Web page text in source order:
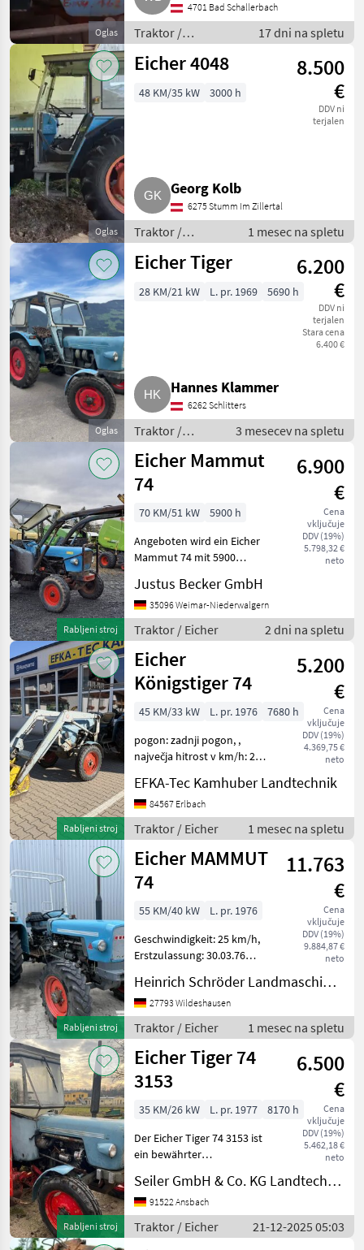
Standardni
Traktor
Eicher
IZBERITE
KATEGORIJO
Eicher
John Deere
Fendt
New Holland
Steyr
Claas
Prikaži
vse
(48)
MODEL
MARKETPLACE
Marketplace
Ponudbe
trgovcev
Mali
oglasi
Oglas
4701 Bad Schallerbach
Traktor /
Standardni traktor
17 dni na spletu
Oglas
Eicher 4048
8.500
€
DDV ni
terjalen
48 KM/35 kW 3000 h
Georg Kolb
6275 Stumm Im Zillertal
Traktor /
Standardni
traktor
1 mesec na spletu
Oglas
Eicher Tiger
6.200
€
DDV ni
terjalen
Stara cena
6.400 €
28 KM/21 kW L. pr. 1969 5690 h
Hannes Klammer
6262 Schlitters
Traktor /
Standardni
traktor
3 mesecev na spletu
Rabljeni stroj
Eicher Mammut
74
6.900
€
Cena
vključuje
DDV (19%)
5.798,32 €
neto
70 KM/51 kW
5900 h
Angeboten wird ein Eicher
Mammut 74 mit 5900
51 KW. Erstzulassung 1974.
Bereifung: 7.50-16 und 14.9-
30 (Neuwertig). Ausrüstung:
- Frontl
Justus Becker GmbH
35096 Weimar-Niederwalgern
Traktor / Eicher 2 dni na spletu
Rabljeni stroj
Eicher
Königstiger 74
5.200
€
Cena
vključuje
DDV (19%)
4.369,75 €
neto
45 KM/33 kW L. pr. 1976
7680 h
pogon: zadnji pogon, ,
največja hitrost v km/h: 25,
Standardni traktor
EFKA-Tec Kamhuber Landtechnik
84567 Erlbach
Traktor / Eicher 1 mesec na spletu
Rabljeni stroj
Eicher MAMMUT
74
11.763
€
Cena
vključuje
DDV (19%)
9.884,87 €
neto
55 KM/40 kW
L. pr. 1976
Geschwindigkeit: 25 km/h,
Erstzulassung: 30.03.76
Anhängerkupplung,
Druckloser Rücklauf Heck,
Hinweis:
Gebrauchtmaschinen
verkaufen wir aus
Heinrich Schröder Landmaschinen KG Wildeshausen
27793 Wildeshausen
Traktor / Eicher 1 mesec na spletu
Rabljeni stroj
Eicher Tiger 74
3153
6.500
€
Cena
vključuje
DDV (19%)
5.462,18 €
neto
35 KM/26 kW L. pr. 1977
8170 h
Der Eicher Tiger 74 3153 ist
ein bewährter
Jahr 1977, der mit einer
Erstzulassung vom April
1977 und 8170
Betriebsstunden auf eine
Seiler GmbH & Co. KG Landtechnik
91522 Ansbach
Traktor / Eicher 21-12-2025 05:03